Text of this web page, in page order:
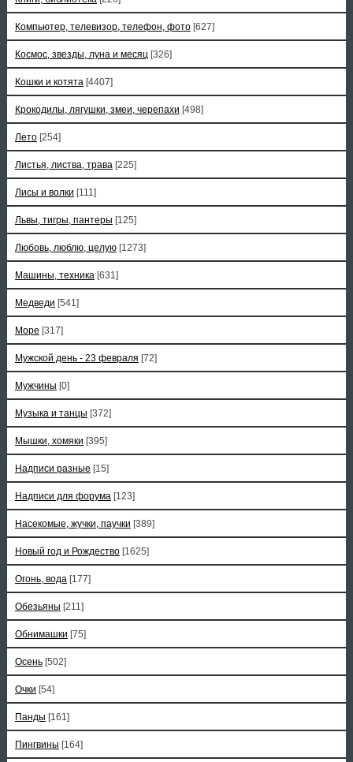
Компьютер, телевизор, телефон, фото [627]
Космос, звезды, луна и месяц [326]
Кошки и котята [4407]
Крокодилы, лягушки, змеи, черепахи [498]
Лето [254]
Листья, листва, трава [225]
Лисы и волки [111]
Львы, тигры, пантеры [125]
Любовь, люблю, целую [1273]
Машины, техника [631]
Медведи [541]
Море [317]
Мужской день - 23 февраля [72]
Мужчины [0]
Музыка и танцы [372]
Мышки, хомяки [395]
Надписи разные [15]
Надписи для форума [123]
Насекомые, жучки, паучки [389]
Новый год и Рождество [1625]
Огонь, вода [177]
Обезьяны [211]
Обнимашки [75]
Осень [502]
Очки [54]
Панды [161]
Пингвины [164]